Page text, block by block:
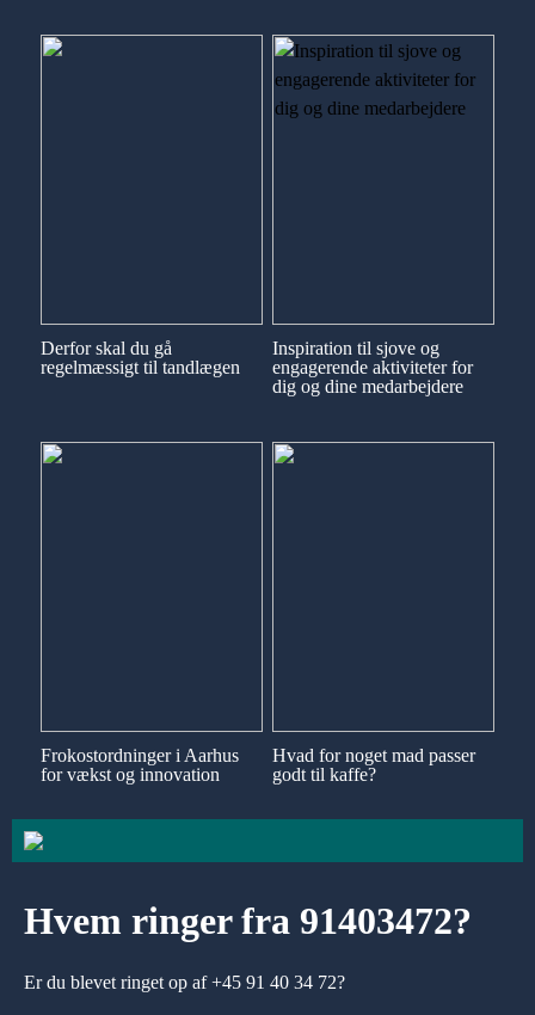
Derfor skal du gå
regelmæssigt til tandlægen
Inspiration til sjove og
engagerende aktiviteter for
dig og dine medarbejdere
Frokostordninger i Aarhus
for vækst og innovation
Hvad for noget mad passer
godt til kaffe?
Hvem ringer fra 91403472?
Er du blevet ringet op af +45 91 40 34 72?